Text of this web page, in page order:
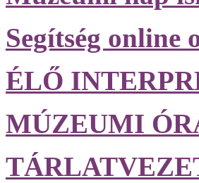
Segítség online
ÉLŐ
MÚZEUMI